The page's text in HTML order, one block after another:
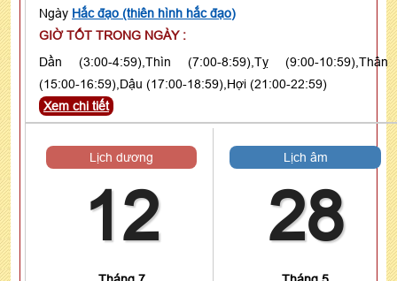
Ngày Hắc đạo (thiên hình hắc đạo)
GIỜ TỐT TRONG NGÀY :
Dần (3:00-4:59),Thìn (7:00-8:59),Tỵ (9:00-10:59),Thân
(15:00-16:59),Dậu (17:00-18:59),Hợi (21:00-22:59)
Xem chi tiết
Lịch dương
12
Lịch âm
28